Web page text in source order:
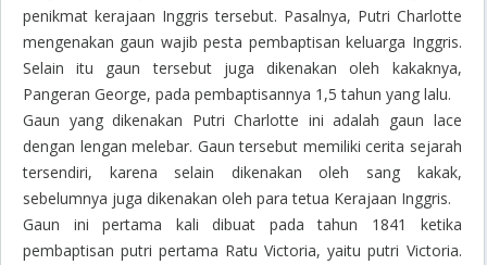
penikmat kerajaan Inggris tersebut. Pasalnya, Putri Charlotte
mengenakan gaun wajib pesta pembaptisan keluarga Inggris.
Selain itu gaun tersebut juga dikenakan oleh kakaknya,
Pangeran George, pada pembaptisannya 1,5 tahun yang lalu.
Gaun yang dikenakan Putri Charlotte ini adalah gaun lace
dengan lengan melebar. Gaun tersebut memiliki cerita sejarah
tersendiri, karena selain dikenakan oleh sang kakak,
sebelumnya juga dikenakan oleh para tetua Kerajaan Inggris.
Gaun ini pertama kali dibuat pada tahun 1841 ketika
pembaptisan putri pertama Ratu Victoria, yaitu putri Victoria.